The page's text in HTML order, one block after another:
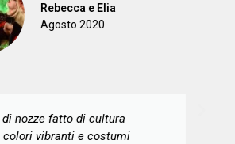
di nozze fatto di cultura
colori vibranti e costumi
Rebecca e Elia
Agosto 2020